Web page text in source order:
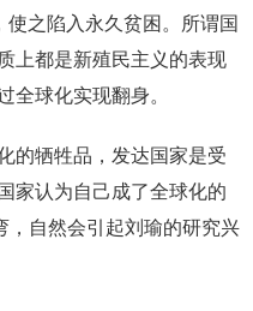
使之陷入永久贫困。所谓国
上都是新殖民主义的表现
全球化实现翻身。
的牺牲品，发达国家是受
家认为自己成了全球化的
，自然会引起刘瑜的研究兴